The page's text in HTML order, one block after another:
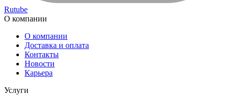
Rutube
О компании
О компании
Доставка и оплата
Контакты
Новости
Карьера
Услуги